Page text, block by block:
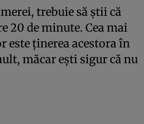
trebuie să ştii că
20 de minute. Cea mai
este ţinerea acestora în
măcar eşti sigur că nu